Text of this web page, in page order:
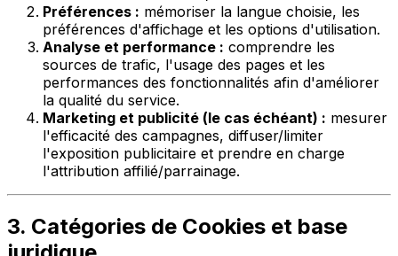
Préférences : mémoriser la langue choisie, les
préférences d'affichage et les options d'utilisation.
Analyse et performance : comprendre les
sources de trafic, l'usage des pages et les
performances des fonctionnalités afin d'améliorer
la qualité du service.
Marketing et publicité (le cas échéant) : mesurer
l'efficacité des campagnes, diffuser/limiter
l'exposition publicitaire et prendre en charge
l'attribution affilié/parrainage.
3. Catégories de Cookies et base